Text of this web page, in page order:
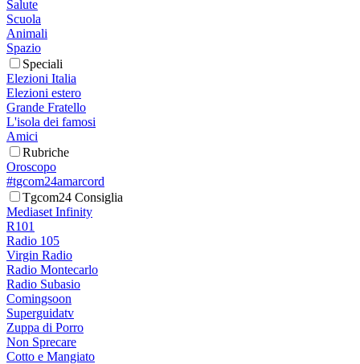
Salute
Scuola
Animali
Spazio
Speciali
Elezioni Italia
Elezioni estero
Grande Fratello
L'isola dei famosi
Amici
Rubriche
Oroscopo
#tgcom24amarcord
Tgcom24 Consiglia
Mediaset Infinity
R101
Radio 105
Virgin Radio
Radio Montecarlo
Radio Subasio
Comingsoon
Superguidatv
Zuppa di Porro
Non Sprecare
Cotto e Mangiato